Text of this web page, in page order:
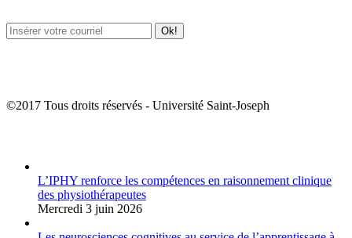
©2017 Tous droits réservés - Université Saint-Joseph
L’IPHY renforce les compétences en raisonnement clinique
des physiothérapeutes
Mercredi 3 juin 2026